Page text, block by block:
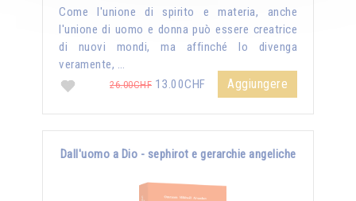
Come l'unione di spirito e materia, anche
l'unione di uomo e donna può essere creatrice
di nuovi mondi, ma affinché lo divenga
veramente, …
26.00CHF 13.00CHF Aggiungere
Dall'uomo a Dio - sephirot e gerarchie angeliche